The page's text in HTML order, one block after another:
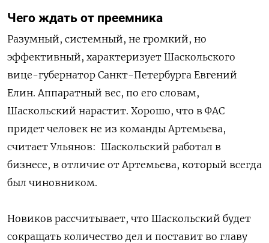
Чего ждать от преемника
Разумный, системный, не громкий, но
эффективный, характеризует Шаскольского
вице-губернатор Санкт-Петербурга Евгений
Елин. Аппаратный вес, по его словам,
Шаскольский нарастит. Хорошо, что в ФАС
придет человек не из команды Артемьева,
считает Ульянов: Шаскольский работал в
бизнесе, в отличие от Артемьева, который всегда
был чиновником.
Новиков рассчитывает, что Шаскольский будет
сокращать количество дел и поставит во главу